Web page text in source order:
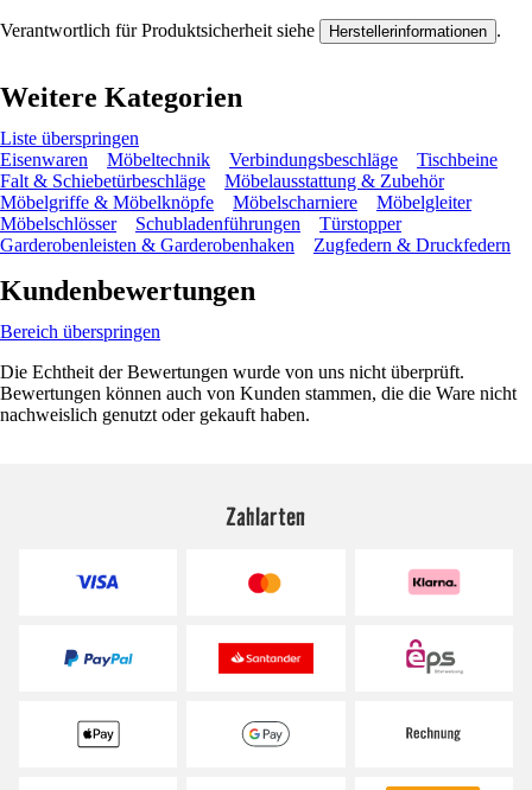
Verantwortlich für Produktsicherheit siehe Herstellerinformationen .
Weitere Kategorien
Liste überspringen
Eisenwaren
Möbeltechnik Verbindungsbeschläge
Tischbeine
Falt & Schiebetürbeschläge
Möbelausstattung & Zubehör
Möbelgriffe & Möbelknöpfe
Möbelscharniere
Möbelgleiter
Möbelschlösser
Schubladenführungen
Türstopper
Garderobenleisten & Garderobenhaken
Zugfedern & Druckfedern
Kundenbewertungen
Bereich überspringen
Die Echtheit der Bewertungen wurde von uns nicht überprüft.
Bewertungen können auch von Kunden stammen, die die Ware nicht
nachweislich genutzt oder gekauft haben.
Zahlarten